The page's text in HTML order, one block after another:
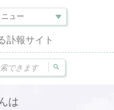
訃報サイト
は